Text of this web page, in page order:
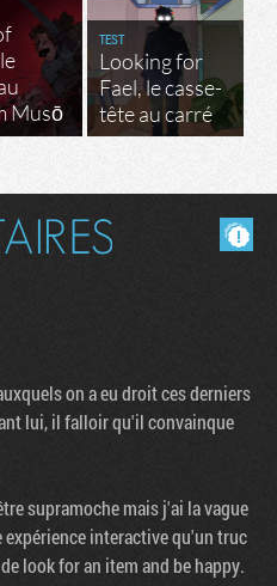
Musō
TEST
Looking for
Fael, le casse-
tête au carré
lus.
on a eu droit ces derniers
lui, il falloir qu'il convainque
supramoche mais j'ai la vague
interactive qu'un truc
look for an item and be happy.